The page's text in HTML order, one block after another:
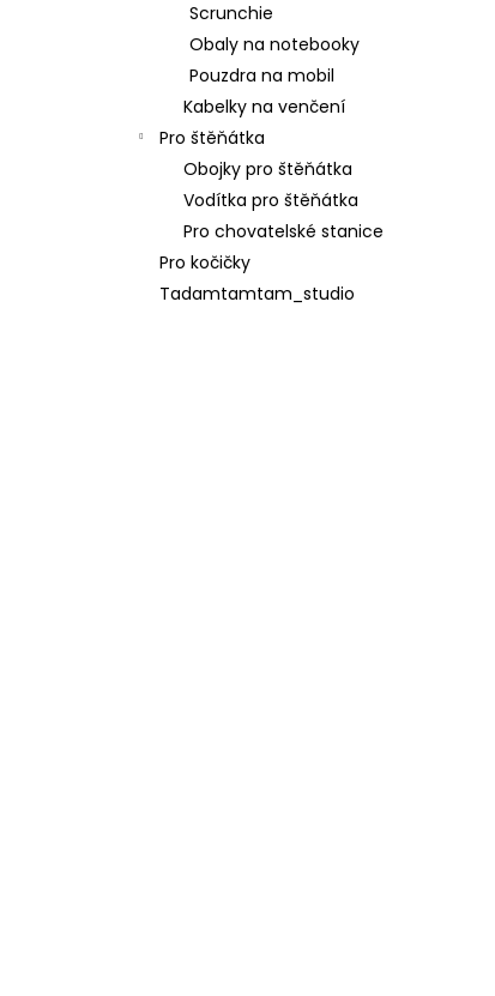
Scrunchie
Obaly na notebooky
Pouzdra na mobil
Kabelky na venčení
Pro štěňátka
Obojky pro štěňátka
Vodítka pro štěňátka
Pro chovatelské stanice
Pro kočičky
Tadamtamtam_studio